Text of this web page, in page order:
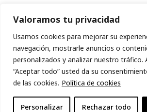
Valoramos tu privacidad
Usamos cookies para mejorar su
navegación, mostrarle anuncios o
personalizados y analizar nuestro tráfico.
“Aceptar todo” usted da su
de las cookies. Política de cookies
Personalizar Rechazar todo